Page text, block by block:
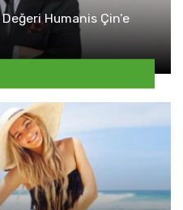
Humanis Çin’e